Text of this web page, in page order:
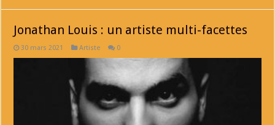
Jonathan Louis : un artiste multi-facettes
30 mars 2021 Artiste 0